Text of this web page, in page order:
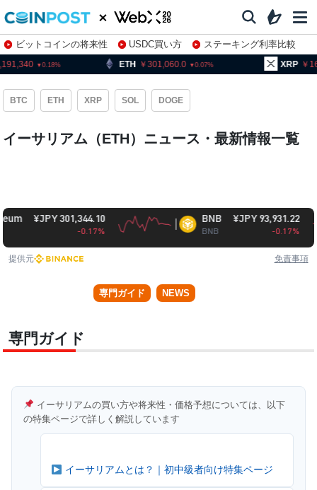
ビットコインの将来性 USDC買い方
ステーキング利率比較
株特集・関連銘柄
0.18 301,060.0 0.07 164.12 1.39
BTC ETH XRP SOL DOGE
イーサリアム（ETH）ニュース・最新情報一覧
¥JPY 301,344.10 BNB
BNB
¥JPY 93,931.22
提供元 免責事項
専門ガイド NEWS
専門ガイド
イーサリアムの買い方や将来性・価格予想については、以下
の特集ページで詳しく解説しています
イーサリアムとは？｜初中級者向け特集ページ